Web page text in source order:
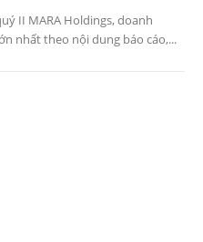
II MARA Holdings, doanh
nhất theo nội dung báo cáo,...